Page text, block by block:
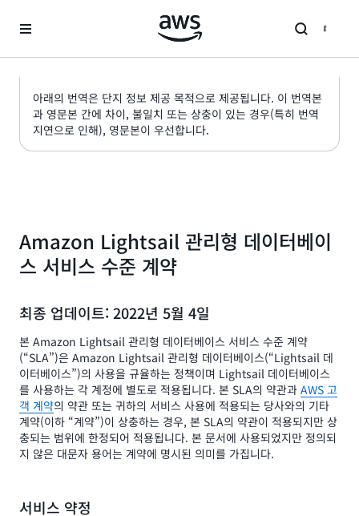
아래의 번역은 단지 정보 제공 목적으로 제공됩니다. 이 번역본
과 영문본 간에 차이, 불일치 또는 상충이 있는 경우(특히 번역
지연으로 인해), 영문본이 우선합니다.
Amazon Lightsail 관리형 데이터베이
스 서비스 수준 계약
최종 업데이트: 2022년 5월 4일
본 Amazon Lightsail 관리형 데이터베이스 서비스 수준 계약
(“SLA”)은 Amazon Lightsail 관리형 데이터베이스(“Lightsail 데
이터베이스”)의 사용을 규율하는 정책이며 Lightsail 데이터베이스
를 사용하는 각 계정에 별도로 적용됩니다. 본 SLA의 약관과 AWS 고
객 계약의 약관 또는 귀하의 서비스 사용에 적용되는 당사와의 기타
계약(이하 “계약”)이 상충하는 경우, 본 SLA의 약관이 적용되지만 상
충되는 범위에 한정되어 적용됩니다. 본 문서에 사용되었지만 정의되
지 않은 대문자 용어는 계약에 명시된 의미를 가집니다.
서비스 약정